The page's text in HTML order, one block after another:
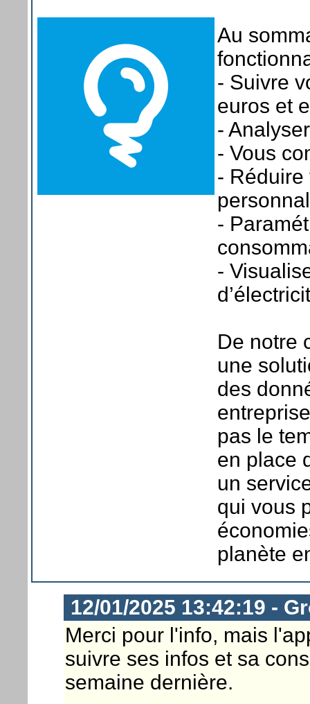
Au
- Suivre
euros et
-
- Vous
- Réduire
-
-
De notre
une
des
pas le
en place
un
qui vous
planète
12/01/2025 13:42:19 -
Merci pour l'info, mais
suivre ses infos et sa
semaine dernière.